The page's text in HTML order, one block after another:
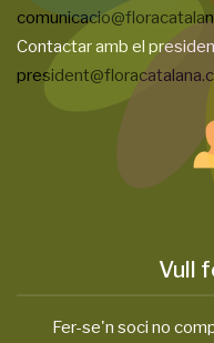
Contactar amb el
Vull
Fer-se'n soci no